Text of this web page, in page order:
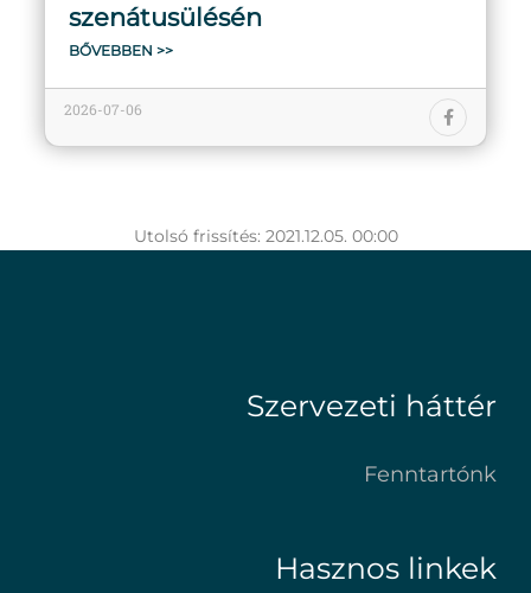
szenátusülésén
BŐVEBBEN >>
2026-07-06
Utolsó frissítés: 2021.12.05. 00:00
Szervezeti háttér
Fenntartónk
Hasznos linkek